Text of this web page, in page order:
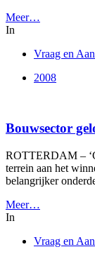
Meer…
In
Vraag en
2008
Bouwsector
ROTTERDAM –
terrein aan het
belangrijker
Meer…
In
Vraag en